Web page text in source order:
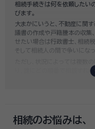
もりをお出ししております。
み依頼することも可能ですの
相続手続きは何を依頼したい
びます。
大まかにいうと、不動産に関
議書の作成や戸籍謄本の収集
せたい場合は行政書士 、相
そして相続人の間で争いにな
り、誰にどの順番で相談すれ
相続のお悩みは、